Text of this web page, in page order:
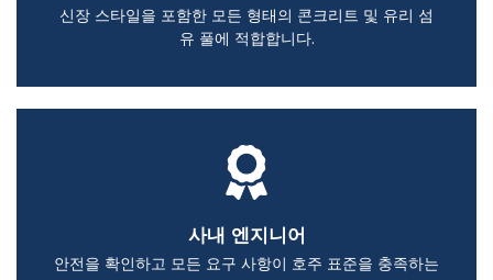
신장 스타일을 포함한 모든 형태의 콘크리트 및 유리 섬
유 풀에 적합합니다.
사내 엔지니어
안전을 확인하고 모든 요구 사항이 호주 표준을 충족하는